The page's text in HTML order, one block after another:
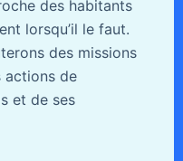
des habitants
lorsqu’il le faut.
des missions
actions de
et de ses